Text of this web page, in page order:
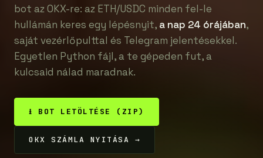
bot az OKX-re: az ETH/USDC minden fel-le
hullámán keres egy lépésnyit, a nap 24 órájában,
saját vezérlőpulttal és Telegram jelentésekkel.
Egyetlen Python fájl, a te gépeden fut, a
kulcsaid nálad maradnak.
⭳ BOT LETÖLTÉSE (ZIP)
OKX SZÁMLA NYITÁSA →